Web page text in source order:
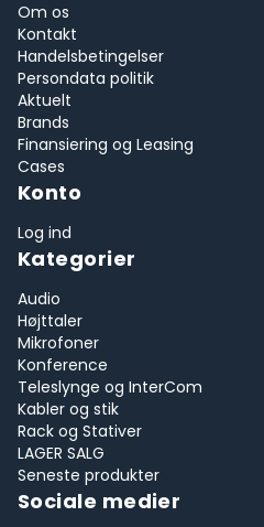
Om os
Kontakt
Handelsbetingelser
Persondata politik
Aktuelt
Brands
Finansiering og Leasing
Cases
Konto
Log ind
Kategorier
Audio
Højttaler
Mikrofoner
Konference
Teleslynge og InterCom
Kabler og stik
Rack og Stativer
LAGER SALG
Seneste produkter
Sociale medier